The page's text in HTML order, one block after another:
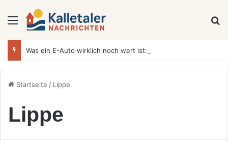
Menü
Startseite / Lippe
Lippe